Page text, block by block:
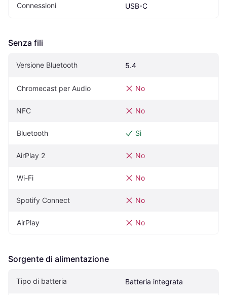
Connessioni USB-C
Senza fili
Versione Bluetooth 5.4
Chromecast per Audio No
NFC No
Bluetooth Sì
AirPlay 2 No
Wi-Fi No
Spotify Connect No
AirPlay No
Sorgente di alimentazione
Tipo di batteria Batteria integrata